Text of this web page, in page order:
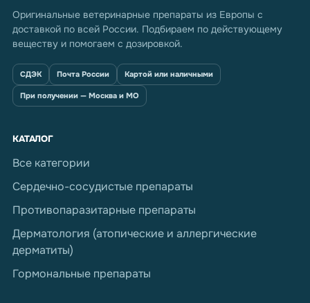
Оригинальные ветеринарные препараты из Европы с
доставкой по всей России. Подбираем по действующему
веществу и помогаем с дозировкой.
СДЭК Почта России Картой или наличными
При получении — Москва и МО
КАТАЛОГ
Все категории
Сердечно-сосудистые препараты
Противопаразитарные препараты
Дерматология (атопические и аллергические
дерматиты)
Гормональные препараты